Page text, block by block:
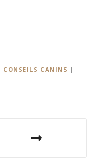
CONSEILS CANINS |